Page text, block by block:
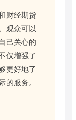
财经期货
观众可以
己关心的
仅增强了
更好地了
服务。